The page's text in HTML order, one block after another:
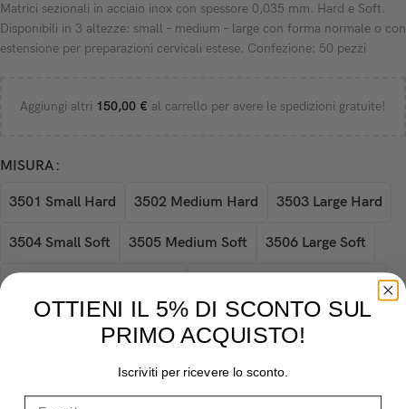
Matrici sezionali in acciaio inox con spessore 0,035 mm. Hard e Soft.
Disponibili in 3 altezze: small – medium – large con forma normale o con
estensione per preparazioni cervicali estese. Confezione: 50 pezzi
Aggiungi altri 150,00 € al carrello per avere le spedizioni gratuite!
MISURA
3501 Small Hard 3502 Medium Hard 3503 Large Hard
3504 Small Soft 3505 Medium Soft 3506 Large Soft
3508 Medium c/estens.Hard
3509 Large c/estens.Hard 3510 Small c/estens.Soft
3511 Medium c/estens.Soft 3512 Large c/estens.Soft
OTTIENI IL 5% DI SCONTO SUL
PRIMO ACQUISTO!
Iscriviti per ricevere lo sconto.